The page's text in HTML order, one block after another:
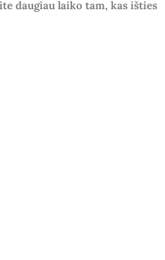
daugiau laiko tam, kas išties